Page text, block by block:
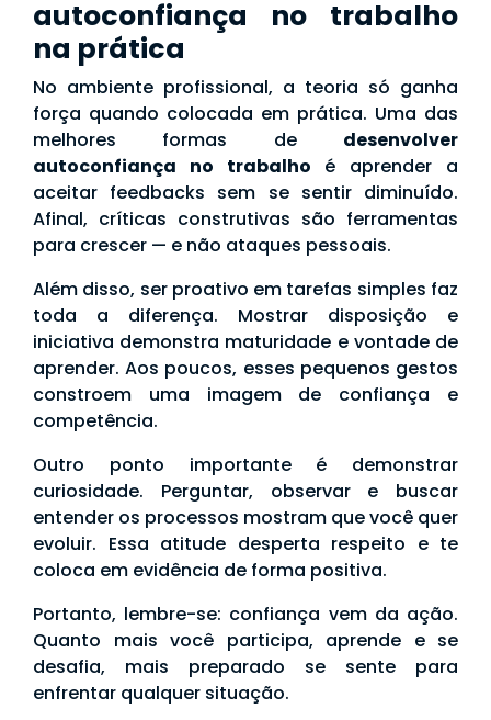
autoconfiança no trabalho
na prática
No ambiente profissional, a teoria só ganha
força quando colocada em prática. Uma das
melhores formas de desenvolver
autoconfiança no trabalho é aprender a
aceitar feedbacks sem se sentir diminuído.
Afinal, críticas construtivas são ferramentas
para crescer — e não ataques pessoais.
Além disso, ser proativo em tarefas simples faz
toda a diferença. Mostrar disposição e
iniciativa demonstra maturidade e vontade de
aprender. Aos poucos, esses pequenos gestos
constroem uma imagem de confiança e
competência.
Outro ponto importante é demonstrar
curiosidade. Perguntar, observar e buscar
entender os processos mostram que você quer
evoluir. Essa atitude desperta respeito e te
coloca em evidência de forma positiva.
Portanto, lembre-se: confiança vem da ação.
Quanto mais você participa, aprende e se
desafia, mais preparado se sente para
enfrentar qualquer situação.